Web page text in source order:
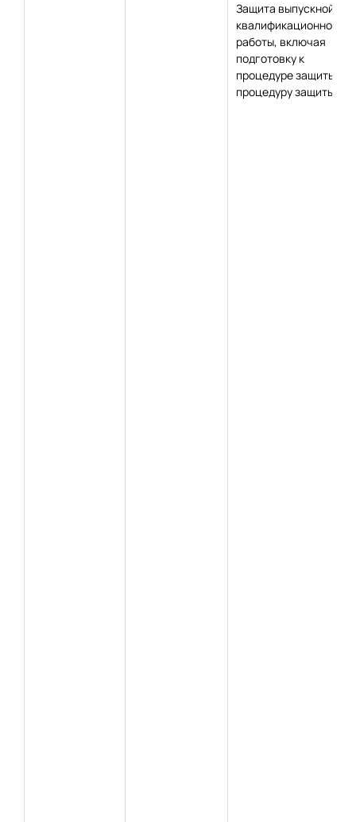
Защита выпускной
квалификационной
работы, включая
подготовку к
процедуре защиты и
процедуру защиты